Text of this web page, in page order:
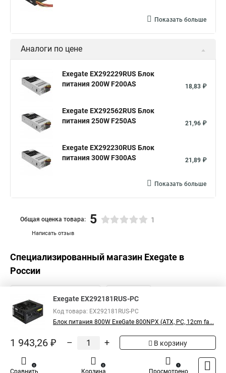
Показать больше
Аналоги по цене
Exegate EX292229RUS Блок
питания 200W F200AS
18,83 ₽
Exegate EX292562RUS Блок
питания 250W F250AS
21,96 ₽
Exegate EX292230RUS Блок
питания 300W F300AS
21,89 ₽
Показать больше
Написать отзыв
Общая оценка товара: 5 1
Специализированный магазин Exegate в
России
Exegate EX292181RUS-PC
Код товара: EX292181RUS-PC
Блок питания 800W ExeGate 800NPX (ATX, PC, 12cm fa...
1 943,26 ₽ – + В корзину
Сравнить
0
Корзина
0
Просмотрено
1